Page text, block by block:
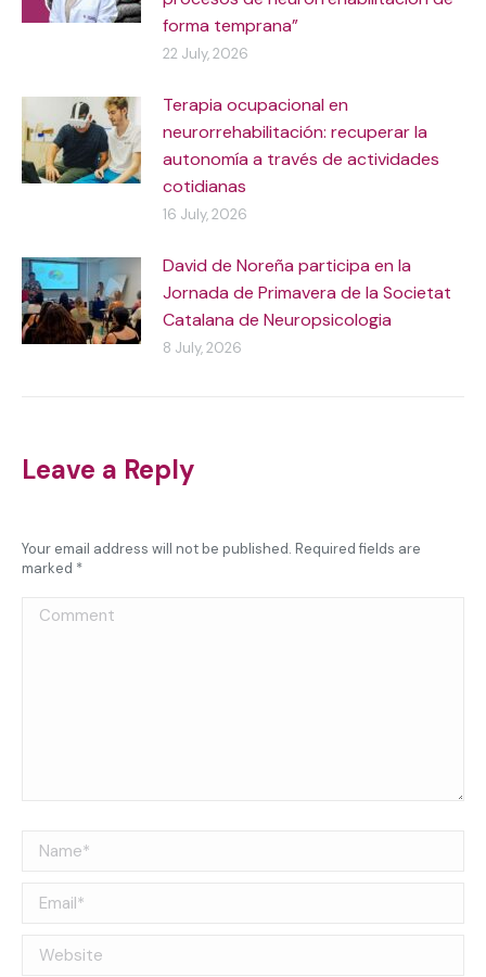
forma temprana”
22 July, 2026
Terapia ocupacional en
neurorrehabilitación: recuperar la
autonomía a través de actividades
cotidianas
16 July, 2026
David de Noreña participa en la
Jornada de Primavera de la Societat
Catalana de Neuropsicologia
8 July, 2026
Leave a Reply
Your email address will not be published. Required fields are
marked *
Comment
Name *
Email *
Website